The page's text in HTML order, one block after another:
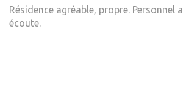
Résidence agréable, propre. Personnel
écoute.